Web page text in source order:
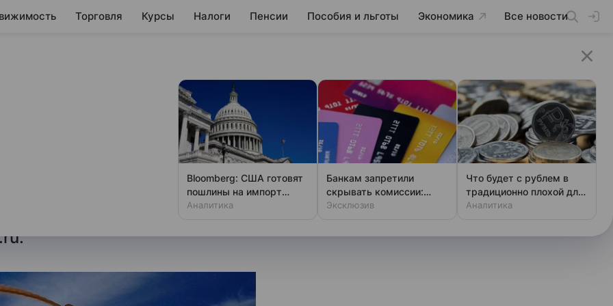
Торговля Курсы Налоги Пенсии Пособия и льготы Экономика Все новости
увеличить
правительства,
Bloomberg: США готовят
пошлины на импорт
поликремния
Аналитика
Банкам запретили
скрывать комиссии:
закон вступает в силу
Эксклюзив
Что будет с рублем в
традиционно плохой для
него период
Аналитика